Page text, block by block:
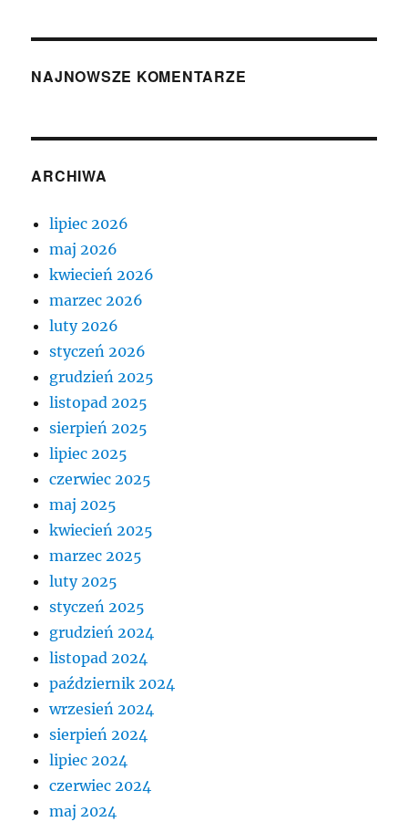
NAJNOWSZE KOMENTARZE
ARCHIWA
lipiec 2026
maj 2026
kwiecień 2026
marzec 2026
luty 2026
styczeń 2026
grudzień 2025
listopad 2025
sierpień 2025
lipiec 2025
czerwiec 2025
maj 2025
kwiecień 2025
marzec 2025
luty 2025
styczeń 2025
grudzień 2024
listopad 2024
październik 2024
wrzesień 2024
sierpień 2024
lipiec 2024
czerwiec 2024
maj 2024